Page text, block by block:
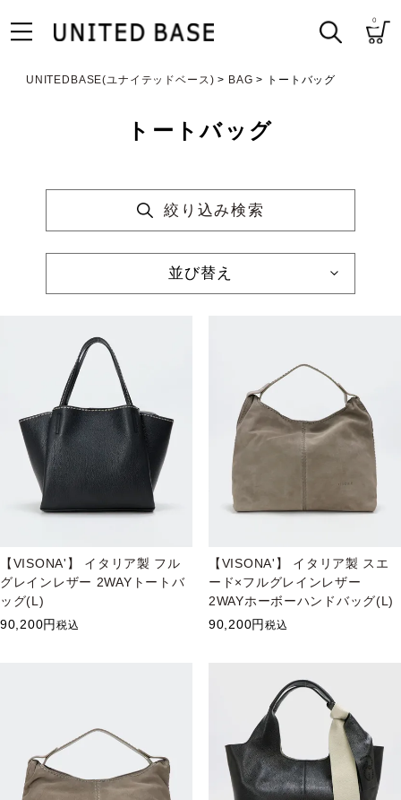
0
UNITEDBASE(ユナイテッドベース) BAG トートバッグ
トートバッグ
絞り込み検索
並び替え
【VISONA'】 イタリア製 フル
グレインレザー 2WAYトートバ
ッグ(L)
90,200
税込
【VISONA'】 イタリア製 スエ
ード×フルグレインレザー
2WAYホーボーハンドバッグ(L)
90,200
税込